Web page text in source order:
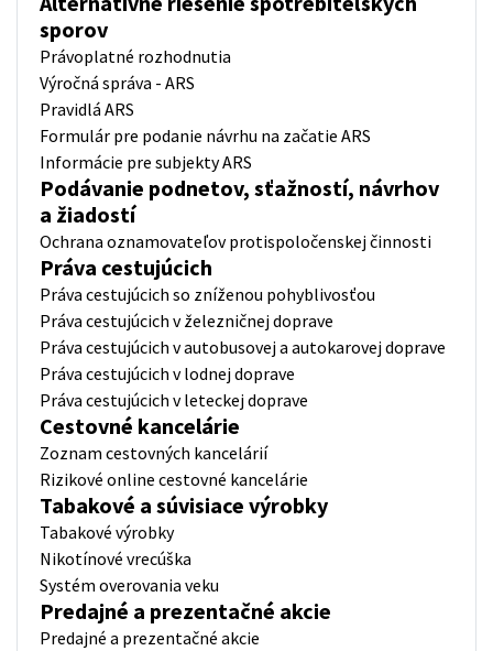
sporov
Právoplatné rozhodnutia
Výročná správa - ARS
Pravidlá ARS
Formulár pre podanie návrhu na začatie ARS
Informácie pre subjekty ARS
Podávanie podnetov, sťažností, návrhov
a žiadostí
Ochrana oznamovateľov protispoločenskej činnosti
Práva cestujúcich
Práva cestujúcich so zníženou pohyblivosťou
Práva cestujúcich v železničnej doprave
Práva cestujúcich v autobusovej a autokarovej doprave
Práva cestujúcich v lodnej doprave
Práva cestujúcich v leteckej doprave
Cestovné kancelárie
Zoznam cestovných kancelárií
Rizikové online cestovné kancelárie
Tabakové a súvisiace výrobky
Tabakové výrobky
Nikotínové vrecúška
Systém overovania veku
Predajné a prezentačné akcie
Predajné a prezentačné akcie